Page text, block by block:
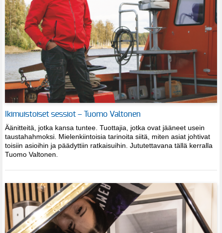
Ikimuistoiset sessiot – Tuomo Valtonen
Äänitteitä, jotka kansa tuntee. Tuottajia, jotka ovat jääneet usein
taustahahmoksi. Mielenkiintoisia tarinoita siitä, miten asiat johtivat
toisiin asioihin ja päädyttiin ratkaisuihin. Jututettavana tällä kerralla
Tuomo Valtonen.